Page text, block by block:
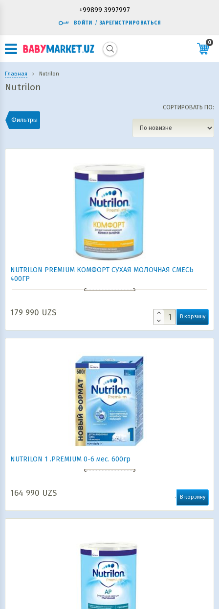
+99899 3997997
ВОЙТИ / ЗАРЕГИСТРИРОВАТЬСЯ
0
Главная › Nutrilon
Nutrilon
Фильтры
СОРТИРОВАТЬ ПО:
NUTRILON PREMIUM КОМФОРТ СУХАЯ МОЛОЧНАЯ СМЕСЬ
400ГР
179 990 UZS В корзину
NUTRILON 1 .PREMIUM 0-6 мес. 600гр
164 990 UZS В корзину